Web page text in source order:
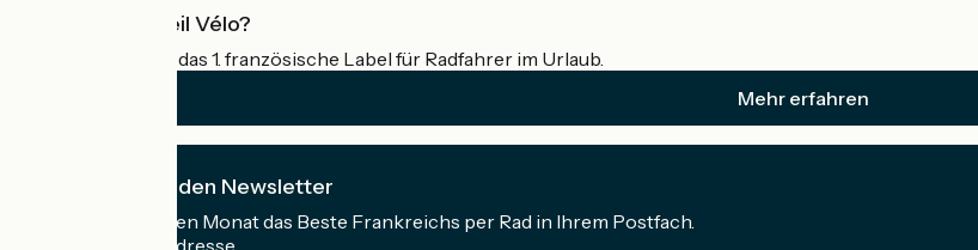
Was ist Accueil Vélo?
Accueil Vélo ist das 1. französische Label für Radfahrer im Urlaub.
Mehr erfahren
Ich abonniere den Newsletter
Erhalten Sie jeden Monat das Beste Frankreichs per Rad in Ihrem Postfach.
Meine E-Mail-Adresse